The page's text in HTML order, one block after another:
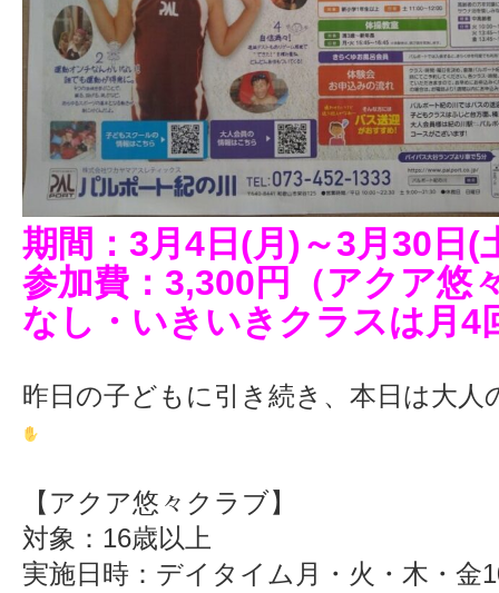
期間：3月4日(月)～3月30日(
参加費：3,300円（アクア悠
なし・いきいきクラスは月4
昨日の子どもに引き続き、本日は大
【アクア悠々クラブ】
対象：16歳以上
実施日時：デイタイム月・火・木・金